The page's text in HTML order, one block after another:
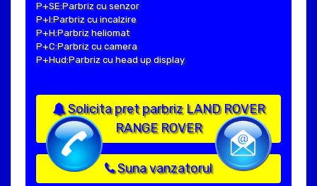
P+SE:Parbriz cu senzor
P+I:Parbriz cu incalzire
P+H:Parbriz heliomat
P+C:Parbriz cu camera
P+Hud:Parbriz cu head up display
Solicita pret parbriz LAND ROVER
RANGE ROVER
Suna vanzatorul